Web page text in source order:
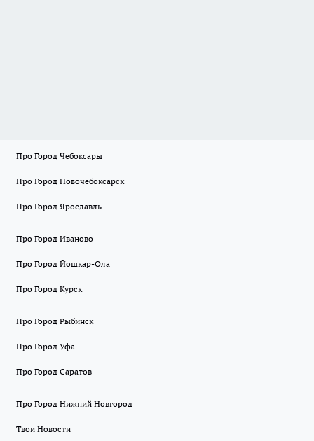
Про Город Чебоксары
Про Город Новочебоксарск
Про Город Ярославль
Про Город Иваново
Про Город Йошкар-Ола
Про Город Курск
Про Город Рыбинск
Про Город Уфа
Про Город Саратов
Про Город Нижний Новгород
Твои Новости